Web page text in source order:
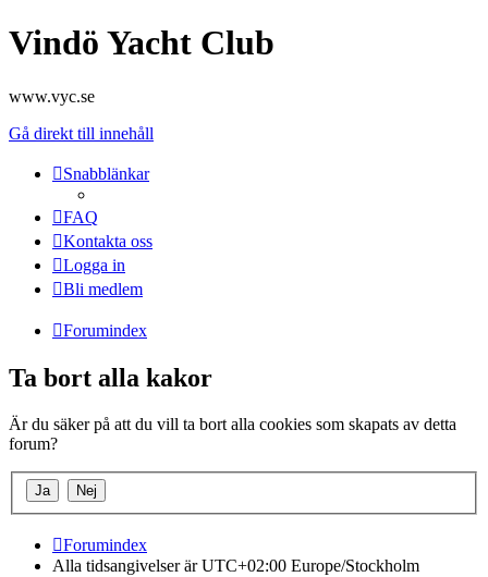
Vindö Yacht Club
www.vyc.se
Gå direkt till innehåll
Snabblänkar
FAQ
Kontakta oss
Logga in
Bli medlem
Forumindex
Ta bort alla kakor
Är du säker på att du vill ta bort alla cookies som skapats av detta
forum?
Forumindex
Alla tidsangivelser är UTC+02:00 Europe/Stockholm